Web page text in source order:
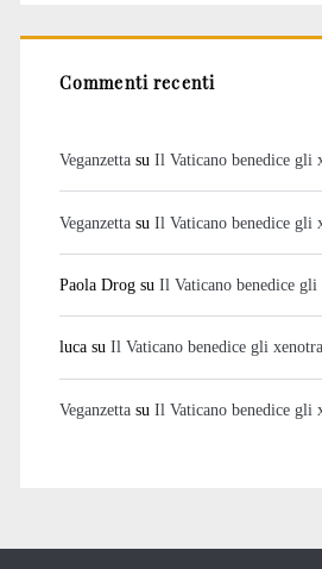
Commenti recenti
Veganzettasu Il Vaticano benedice gli
Veganzettasu Il Vaticano benedice gli
Paola Drogsu Il Vaticano benedice gli
lucasu Il Vaticano benedice gli
Veganzettasu Il Vaticano benedice gli